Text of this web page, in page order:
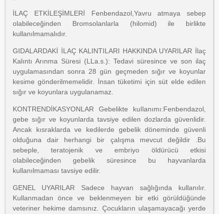
İLAÇ ETKİLEŞİMLERİ Fenbendazol,Yavru atmaya sebep
olabileceğinden Bromsolanlarla (hilomid) ile birlikte
kullanılmamalıdır.
GIDALARDAKİ İLAÇ KALINTILARI HAKKINDA UYARILAR İlaç
Kalıntı Arınma Süresi (LLa.s.): Tedavi süresince ve son ilaç
uygulamasından sonra 28 gün geçmeden sığır ve koyunlar
kesime gönderilmemelidir. İnsan tüketimi için süt elde edilen
sığır ve koyunlara uygulanamaz.
KONTRENDİKASYONLAR Gebelikte kuIlanımı:Fenbendazol,
gebe sığır ve koyunlarda tavsiye edilen dozlarda güvenlidir.
Ancak kısraklarda ve kedilerde gebelik döneminde güvenli
olduğuna dair herhangi bir çalışma mevcut değildir .Bu
sebeple, teratojenik ve embriyo öldürücü etkisi
olabileceğinden gebelik süresince bu hayvanlarda
kullanılmaması tavsiye edilir.
GENEL UYARILAR Sadece hayvan sağlığında kullanılır.
Kullanmadan önce ve beklenmeyen bir etki görüldüğünde
veteriner hekime damsınız. Çocukların ulaşamayacağı yerde